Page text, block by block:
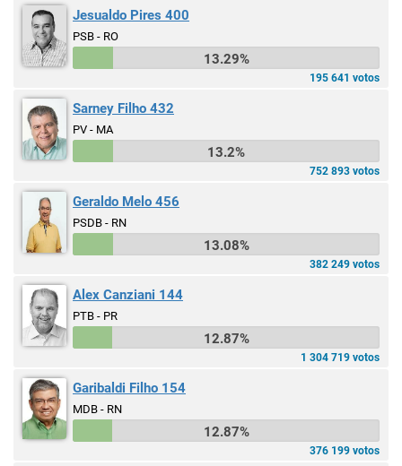
Jesualdo Pires 400
PSB - RO
13.29%
195 641 votos
Sarney Filho 432
PV - MA
13.2%
752 893 votos
Geraldo Melo 456
PSDB - RN
13.08%
382 249 votos
Alex Canziani 144
PTB - PR
12.87%
1 304 719 votos
Garibaldi Filho 154
MDB - RN
12.87%
376 199 votos